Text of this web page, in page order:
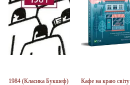
1984 (Класика Букшеф) Кафе на краю світу